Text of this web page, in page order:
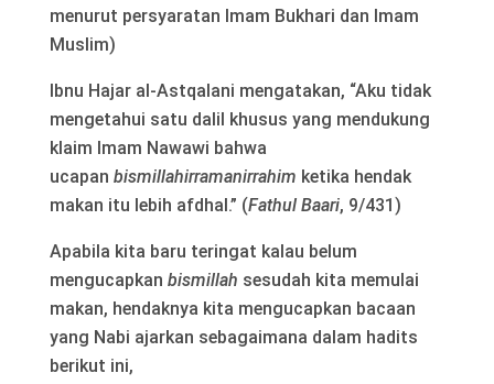
menurut persyaratan Imam Bukhari dan Imam
Muslim)
Ibnu Hajar al-Astqalani mengatakan, “Aku tidak
mengetahui satu dalil khusus yang mendukung
klaim Imam Nawawi bahwa
ucapan bismillahirramanirrahim ketika hendak
makan itu lebih afdhal.” (Fathul Baari, 9/431)
Apabila kita baru teringat kalau belum
mengucapkan bismillah sesudah kita memulai
makan, hendaknya kita mengucapkan bacaan
yang Nabi ajarkan sebagaimana dalam hadits
berikut ini,